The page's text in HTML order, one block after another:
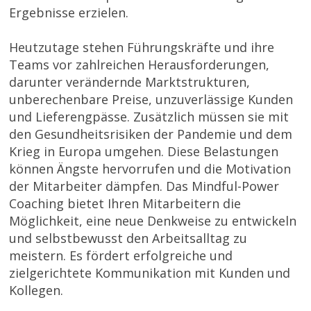
Ergebnisse erzielen.
Heutzutage stehen Führungskräfte und ihre
Teams vor zahlreichen Herausforderungen,
darunter verändernde Marktstrukturen,
unberechenbare Preise, unzuverlässige Kunden
und Lieferengpässe. Zusätzlich müssen sie mit
den Gesundheitsrisiken der Pandemie und dem
Krieg in Europa umgehen. Diese Belastungen
können Ängste hervorrufen und die Motivation
der Mitarbeiter dämpfen. Das Mindful-Power
Coaching bietet Ihren Mitarbeitern die
Möglichkeit, eine neue Denkweise zu entwickeln
und selbstbewusst den Arbeitsalltag zu
meistern. Es fördert erfolgreiche und
zielgerichtete Kommunikation mit Kunden und
Kollegen.